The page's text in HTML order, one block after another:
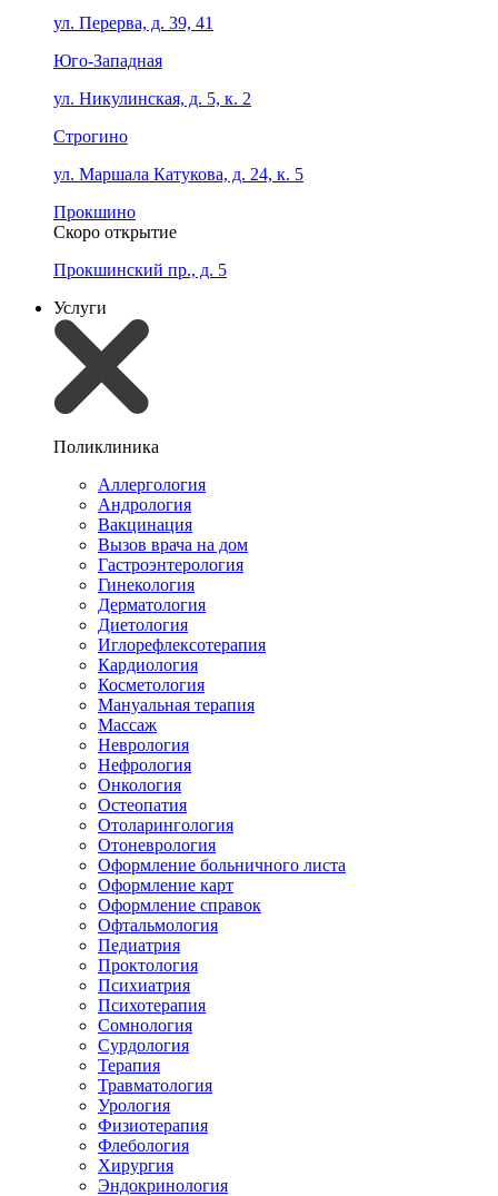
ул. Перерва, д. 39, 41
Юго-Западная
ул. Никулинская, д. 5, к. 2
Строгино
ул. Маршала Катукова, д. 24, к. 5
Прокшино
Скоро открытие
Прокшинский пр., д. 5
Услуги
Поликлиника
Аллергология
Андрология
Вакцинация
Вызов врача на дом
Гастроэнтерология
Гинекология
Дерматология
Диетология
Иглорефлексотерапия
Кардиология
Косметология
Мануальная терапия
Массаж
Неврология
Нефрология
Онкология
Остеопатия
Отоларингология
Отоневрология
Оформление больничного листа
Оформление карт
Оформление справок
Офтальмология
Педиатрия
Проктология
Психиатрия
Психотерапия
Сомнология
Сурдология
Терапия
Травматология
Урология
Физиотерапия
Флебология
Хирургия
Эндокринология